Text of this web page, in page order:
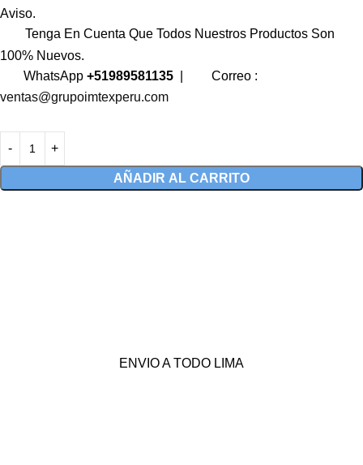
Aviso.
Tenga En Cuenta Que Todos Nuestros Productos Son
100% Nuevos.
WhatsApp +51989581135
Correo :
ventas@grupoimtexperu.com
AÑADIR AL CARRITO
ENVIO A TODO LIMA